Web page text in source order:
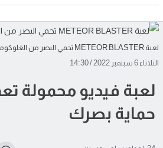
لعبة METEOR BLASTER تحمي البصر من الغلوكوما (أوديتي سنترال)
الثلاثاء 6 سبتمبر 2022 / 14:30
لعبة فيديو محمولة
حماية بصرك